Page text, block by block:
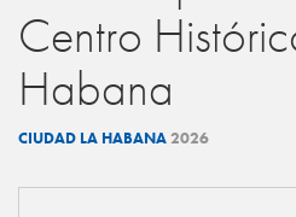
Centro
Habana
CIUDAD LA HABANA2026